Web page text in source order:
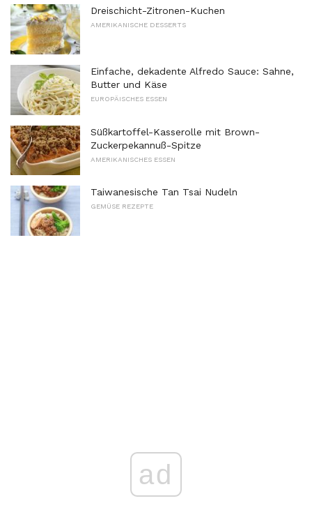
Dreischicht-Zitronen-Kuchen
AMERIKANISCHE DESSERTS
Einfache, dekadente Alfredo Sauce: Sahne,
Butter und Käse
EUROPÄISCHES ESSEN
Süßkartoffel-Kasserolle mit Brown-
Zuckerpekannuß-Spitze
AMERIKANISCHES ESSEN
Taiwanesische Tan Tsai Nudeln
GEMÜSE REZEPTE
ad